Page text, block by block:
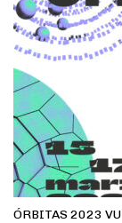
ÓRBITAS 2023